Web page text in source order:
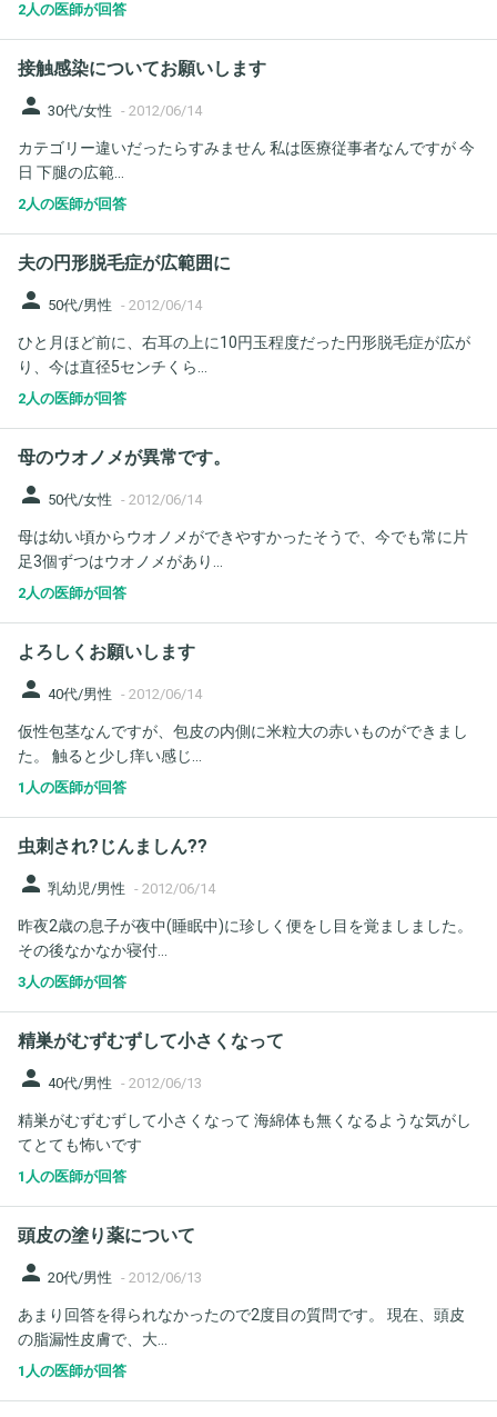
2人の医師が回答
接触感染についてお願いします
person 30代/女性 - 2012/06/14
カテゴリー違いだったらすみません 私は医療従事者なんですが 今
日 下腿の広範...
2人の医師が回答
夫の円形脱毛症が広範囲に
person 50代/男性 - 2012/06/14
ひと月ほど前に、右耳の上に10円玉程度だった円形脱毛症が広が
り、今は直径5センチくら...
2人の医師が回答
母のウオノメが異常です。
person 50代/女性 - 2012/06/14
母は幼い頃からウオノメができやすかったそうで、今でも常に片
足3個ずつはウオノメがあり...
2人の医師が回答
よろしくお願いします
person 40代/男性 - 2012/06/14
仮性包茎なんですが、包皮の内側に米粒大の赤いものができまし
た。 触ると少し痒い感じ...
1人の医師が回答
虫刺され?じんましん??
person 乳幼児/男性 - 2012/06/14
昨夜2歳の息子が夜中(睡眠中)に珍しく便をし目を覚ましました。
その後なかなか寝付...
3人の医師が回答
精巣がむずむずして小さくなって
person 40代/男性 - 2012/06/13
精巣がむずむずして小さくなって 海綿体も無くなるような気がし
てとても怖いです
1人の医師が回答
頭皮の塗り薬について
person 20代/男性 - 2012/06/13
あまり回答を得られなかったので2度目の質問です。 現在、頭皮
の脂漏性皮膚で、大...
1人の医師が回答